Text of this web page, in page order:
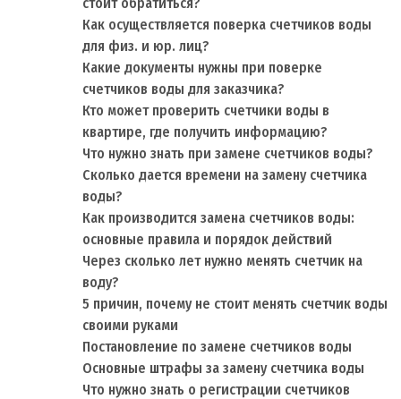
Как осуществляется поверка счетчиков воды
для физ. и юр. лиц?
Какие документы нужны при поверке
счетчиков воды для заказчика?
Кто может проверить счетчики воды в
квартире, где получить информацию?
Что нужно знать при замене счетчиков воды?
Сколько дается времени на замену счетчика
воды?
Как производится замена счетчиков воды:
основные правила и порядок действий
Через сколько лет нужно менять счетчик на
воду?
5 причин, почему не стоит менять счетчик воды
своими руками
Постановление по замене счетчиков воды
Основные штрафы за замену счетчика воды
Что нужно знать о регистрации счетчиков